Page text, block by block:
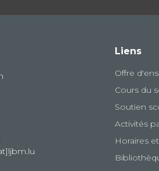
Liens
Offre
Cours du
Soutien
Activités
Horaires